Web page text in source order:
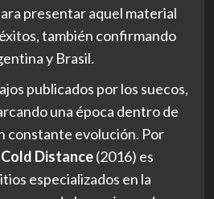
presentar aquel material
también confirmando
y Brasil.
publicados por los suecos,
una época dentro de
constante evolución. Por
Distance(2016) es
especializados en la